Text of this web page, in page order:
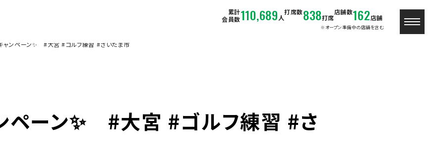
累計
会員数110,689 人
打席数838打席
店舗数162店舗
※オープン準備中の店舗を含む
ャンペーン✨ #大宮 #ゴルフ練習 #さいたま市
ペーン✨ #大宮 #ゴルフ練習 #さ